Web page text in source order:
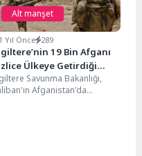
Alt manşet
1 Yıl Önce 289
19 Bin Afganı
Ülkeye Getirdiği
Çıktı
Savunma Bakanlığı,
Afganistan'da